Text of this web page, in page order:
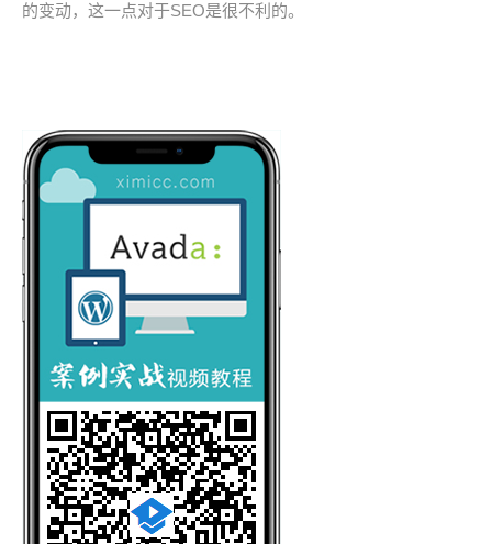
的变动，这一点对于SEO是很不利的。